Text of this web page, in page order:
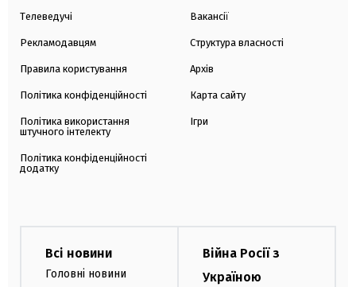
Телеведучі
Рекламодавцям
Правила користування
Політика конфіденційності
Політика використання
штучного інтелекту
Політика конфіденційності
додатку
Вакансії
Структура власності
Архів
Карта сайту
Ігри
Всі новини
Головні новини
Війна Росії з
Україною